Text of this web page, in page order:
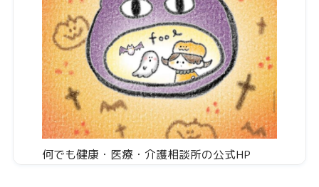
何でも健康・医療・介護相談所の公式HP